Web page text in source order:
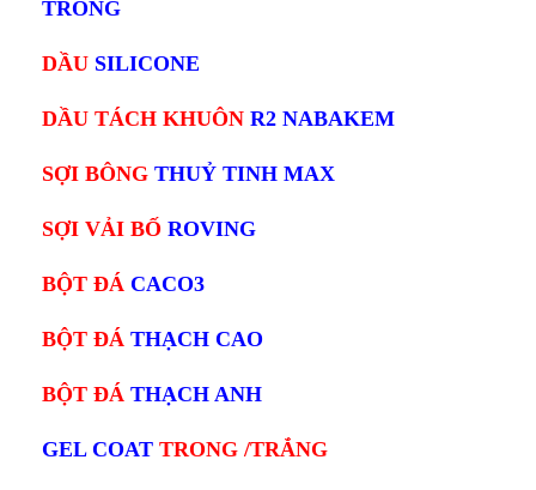
TRONG
DẦU SILICONE
DẦU TÁCH KHUÔN R2 NABAKEM
SỢI BÔNG THUỶ TINH MAX
SỢI VẢI BỐ ROVING
BỘT ĐÁ CACO3
BỘT ĐÁ THẠCH CAO
BỘT ĐÁ THẠCH ANH
GEL COAT TRONG /TRẮNG